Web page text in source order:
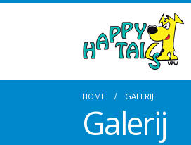
HOME GALERIJ
Galerij